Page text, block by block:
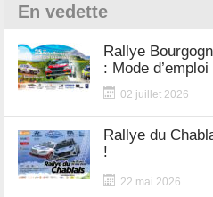
En vedette
Rallye
: Mode d’emploi
02 juillet 2026
Rallye du
!
22 mai 2026